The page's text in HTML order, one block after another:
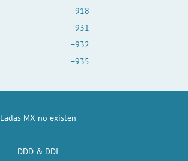
+918
+931
+932
+935
Ladas MX no existen
DDD & DDI